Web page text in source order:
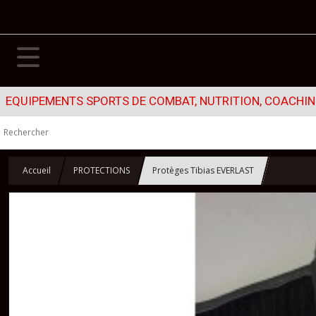
EQUIPEMENTS SPORTS DE COMBAT, NUTRITION,
Accueil PROTECTIONS Protèges Tibias EVERLAST